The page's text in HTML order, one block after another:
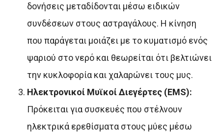
δονήσεις μεταδίδονται μέσω ειδικών
συνδέσεων στους αστραγάλους. Η κίνηση
που παράγεται μοιάζει με το κυματισμό ενός
ψαριού στο νερό και θεωρείται ότι βελτιώνει
την κυκλοφορία και χαλαρώνει τους μυς.
Ηλεκτρονικοί Μυϊκοί Διεγέρτες (EMS):
Πρόκειται για συσκευές που στέλνουν
ηλεκτρικά ερεθίσματα στους μύες μέσω